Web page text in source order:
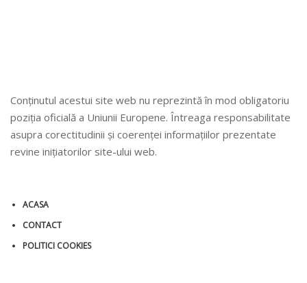
Conținutul acestui site web nu reprezintă în mod obligatoriu
poziția oficială a Uniunii Europene. Întreaga responsabilitate
asupra corectitudinii și coerenței informațiilor prezentate
revine inițiatorilor site-ului web.
ACASA
CONTACT
POLITICI COOKIES